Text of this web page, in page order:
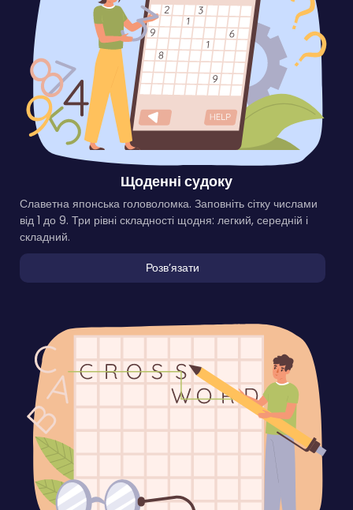
Щоденні судоку
Славетна японська головоломка. Заповніть сітку числами
від 1 до 9. Три рівні складності щодня: легкий, середній і
складний.
Розвʼязати